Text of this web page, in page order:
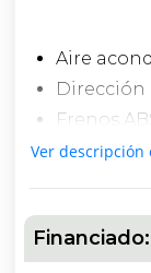
Aire
Dirección
Frenos
2 airbags
Radio
Llantas de
Ver descripción
Financiado: